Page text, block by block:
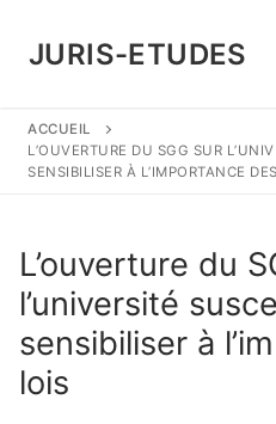
contenu
JURIS-ETUDES
ACCUEIL
L’OUVERTURE DU SGG SUR
SENSIBILISER À L’IMPORTANCE
L’ouverture du
l’université
sensibiliser à
lois